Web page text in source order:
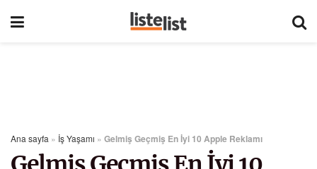
Ana sayfa » İş Yaşamı » Gelmiş Geçmiş En İyi 10 Apple Reklamı